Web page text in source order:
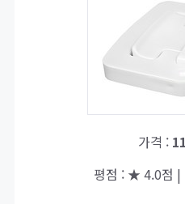
가격 :
평점 : ★ 4.0점 |